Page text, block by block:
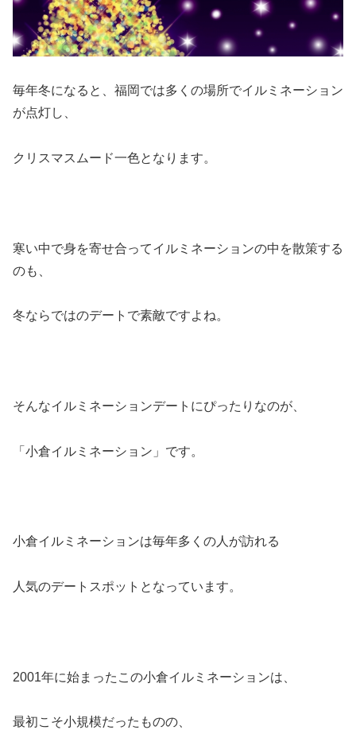
毎年冬になると、福岡では多くの場所でイルミネーション
が点灯し、
クリスマスムード一色となります。
寒い中で身を寄せ合ってイルミネーションの中を散策する
のも、
冬ならではのデートで素敵ですよね。
そんなイルミネーションデートにぴったりなのが、
「小倉イルミネーション」です。
小倉イルミネーションは毎年多くの人が訪れる
人気のデートスポットとなっています。
2001年に始まったこの小倉イルミネーションは、
最初こそ小規模だったものの、